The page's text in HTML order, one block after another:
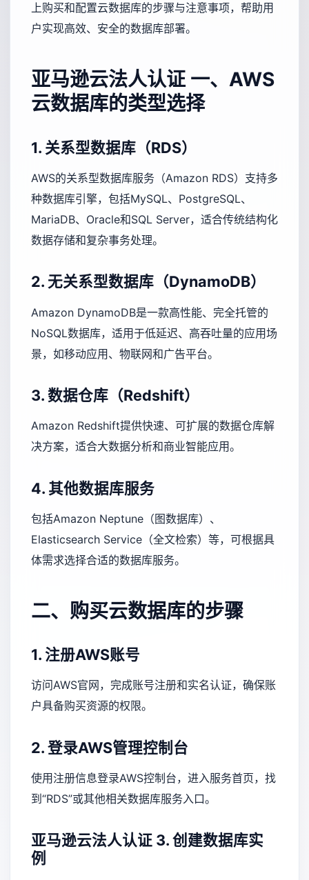
上购买和配置云数据库的步骤与注意事项，帮助用
户实现高效、安全的数据库部署。
亚马逊云法人认证 一、AWS
云数据库的类型选择
1. 关系型数据库（RDS）
AWS的关系型数据库服务（Amazon RDS）支持多
种数据库引擎，包括MySQL、PostgreSQL、
MariaDB、Oracle和SQL Server，适合传统结构化
数据存储和复杂事务处理。
2. 无关系型数据库（DynamoDB）
Amazon DynamoDB是一款高性能、完全托管的
NoSQL数据库，适用于低延迟、高吞吐量的应用场
景，如移动应用、物联网和广告平台。
3. 数据仓库（Redshift）
Amazon Redshift提供快速、可扩展的数据仓库解
决方案，适合大数据分析和商业智能应用。
4. 其他数据库服务
包括Amazon Neptune（图数据库）、
Elasticsearch Service（全文检索）等，可根据具
体需求选择合适的数据库服务。
二、购买云数据库的步骤
1. 注册AWS账号
访问AWS官网，完成账号注册和实名认证，确保账
户具备购买资源的权限。
2. 登录AWS管理控制台
使用注册信息登录AWS控制台，进入服务首页，找
到“RDS”或其他相关数据库服务入口。
亚马逊云法人认证 3. 创建数据库实
例